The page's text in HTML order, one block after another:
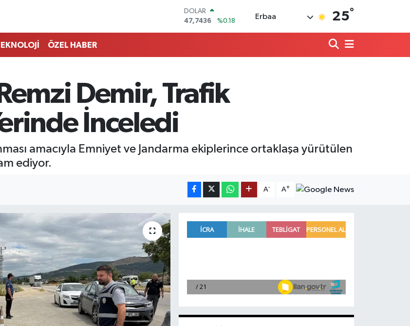
DOLAR
47,7436
%0.18
BİST100
13.779
%-14
Erbaa 25°
ÖZEL HABER
Demir, Trafik
İnceledi
amacıyla Emniyet ve Jandarma ekiplerince ortaklaşa yürütülen
ediyor.
A- A+